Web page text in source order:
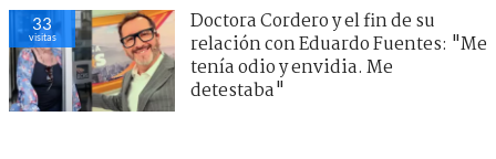
33
visitas
Doctora Cordero y el fin de su
relación con Eduardo Fuentes: "Me
tenía odio y envidia. Me
detestaba"